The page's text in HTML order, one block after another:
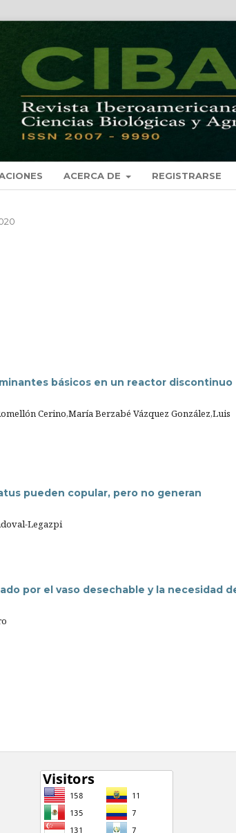
ACERCA DE REGISTRARSE
básicos en un reactor discontinuo
Cerino,María Berzabé Vázquez González,Luis
pueden copular, pero no generan
Legazpi
por el vaso desechable y la necesidad